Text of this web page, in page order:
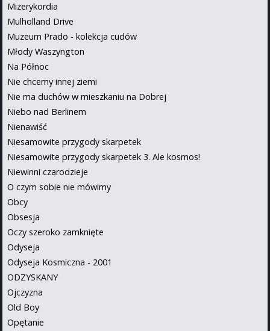
Mizerykordia
Mulholland Drive
Muzeum Prado - kolekcja cudów
Młody Waszyngton
Na Północ
Nie chcemy innej ziemi
Nie ma duchów w mieszkaniu na Dobrej
Niebo nad Berlinem
Nienawiść
Niesamowite przygody skarpetek
Niesamowite przygody skarpetek 3. Ale kosmos!
Niewinni czarodzieje
O czym sobie nie mówimy
Obcy
Obsesja
Oczy szeroko zamknięte
Odyseja
Odyseja Kosmiczna - 2001
ODZYSKANY
Ojczyzna
Old Boy
Opętanie